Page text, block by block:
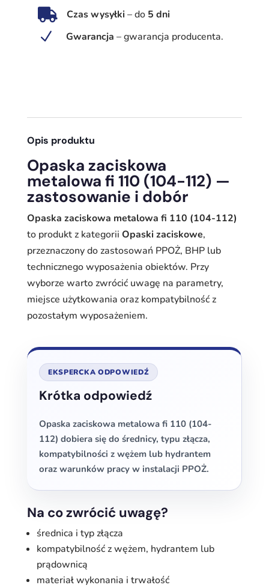
 Czas wysyłki–do 5 dni
N Gwarancja –gwarancja producenta.
Opis produktu
Opaska zaciskowa
metalowa fi 110 (104-112) —
zastosowanie i dobór
Opaska zaciskowa metalowa fi 110 (104-112)
to produkt z kategorii Opaski zaciskowe,
przeznaczony do zastosowań PPOŻ, BHP lub
technicznego wyposażenia obiektów. Przy
wyborze warto zwrócić uwagę na parametry,
miejsce użytkowania oraz kompatybilność z
pozostałym wyposażeniem.
EKSPERCKA ODPOWIEDŹ
Krótka odpowiedź
Opaska zaciskowa metalowa fi 110 (104-
112) dobiera się do średnicy, typu złącza,
kompatybilności z wężem lub hydrantem
oraz warunków pracy w instalacji PPOŻ.
Na co zwrócić uwagę?
średnica i typ złącza
kompatybilność z wężem, hydrantem lub
prądownicą
materiał wykonania i trwałość